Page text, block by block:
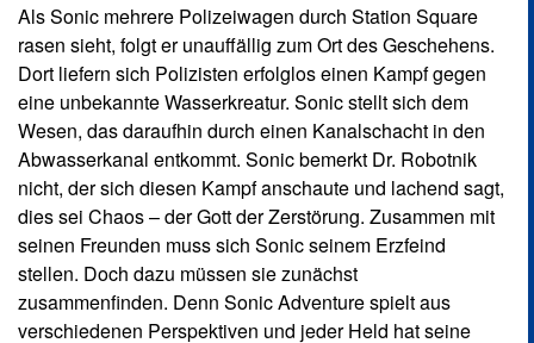
Als Sonic mehrere Polizeiwagen durch Station Square
rasen sieht, folgt er unauffällig zum Ort des Geschehens.
Dort liefern sich Polizisten erfolglos einen Kampf gegen
eine unbekannte Wasserkreatur. Sonic stellt sich dem
Wesen, das daraufhin durch einen Kanalschacht in den
Abwasserkanal entkommt. Sonic bemerkt Dr. Robotnik
nicht, der sich diesen Kampf anschaute und lachend sagt,
dies sei Chaos – der Gott der Zerstörung. Zusammen mit
seinen Freunden muss sich Sonic seinem Erzfeind
stellen. Doch dazu müssen sie zunächst
zusammenfinden. Denn Sonic Adventure spielt aus
verschiedenen Perspektiven und jeder Held hat seine